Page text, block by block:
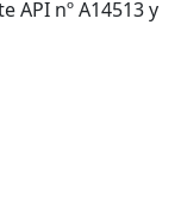
API nº A14513 y